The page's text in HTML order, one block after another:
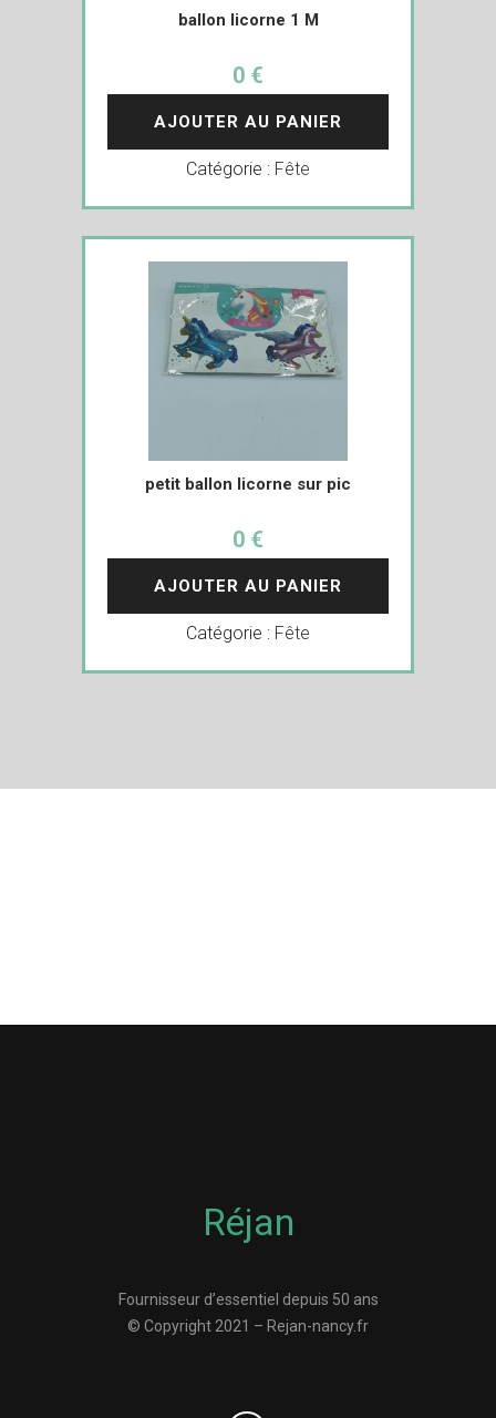
ballon licorne 1 M
0 €
AJOUTER AU PANIER
Catégorie : Fête
petit ballon licorne sur pic
0 €
AJOUTER AU PANIER
Catégorie : Fête
Réjan
Fournisseur d’essentiel depuis 50 ans
© Copyright 2021 – Rejan-nancy.fr